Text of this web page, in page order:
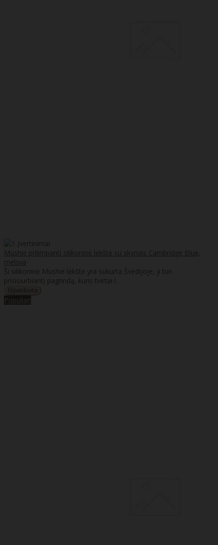
Mushie prilimpanti silikoninė lėkštė su skyriais Cambridge Blue,
melsva
Ši silikoninė Mushie lėkštė yra sukurta Švedijoje, ji turi
prisisiurbiantį pagrindą, kuris tvirtai l..
Populiari